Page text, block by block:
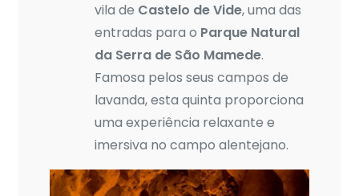
vila de Castelo de Vide, uma das
entradas para o Parque Natural
da Serra de São Mamede.
Famosa pelos seus campos de
lavanda, esta quinta proporciona
uma experiência relaxante e
imersiva no campo alentejano.